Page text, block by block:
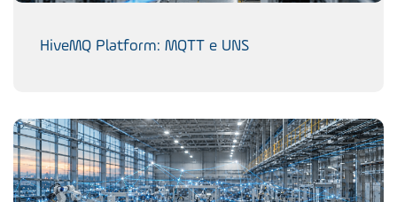
HiveMQ Platform: MQTT e UNS